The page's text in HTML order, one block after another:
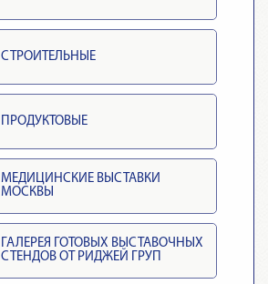
СТРОИТЕЛЬНЫЕ
ПРОДУКТОВЫЕ
МЕДИЦИНСКИЕ ВЫСТАВКИ
МОСКВЫ
ГАЛЕРЕЯ ГОТОВЫХ ВЫСТАВОЧНЫХ
СТЕНДОВ ОТ РИДЖЕЙ ГРУП